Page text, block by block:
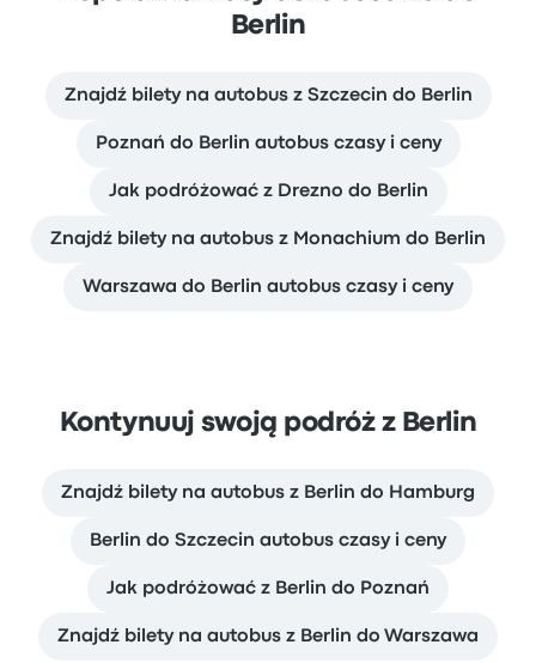
Berlin
Znajdź bilety na autobus z Szczecin do Berlin
Poznań do Berlin autobus czasy i ceny
Jak podróżować z Drezno do Berlin
Znajdź bilety na autobus z Monachium do Berlin
Warszawa do Berlin autobus czasy i ceny
Kontynuuj swoją podróż z Berlin
Znajdź bilety na autobus z Berlin do Hamburg
Berlin do Szczecin autobus czasy i ceny
Jak podróżować z Berlin do Poznań
Znajdź bilety na autobus z Berlin do Warszawa